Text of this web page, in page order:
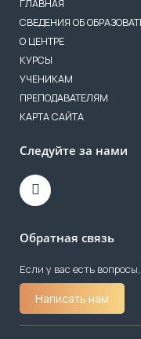
ГЛАВНАЯ
СВЕДЕНИЯ ОБ
О ЦЕНТРЕ
КУРСЫ
УЧЕНИКАМ
ПРЕПОДАВАТЕЛЯМ
КАРТА САЙТА
Следуйте за нами
Обратная связь
Если у вас есть
Написать нам